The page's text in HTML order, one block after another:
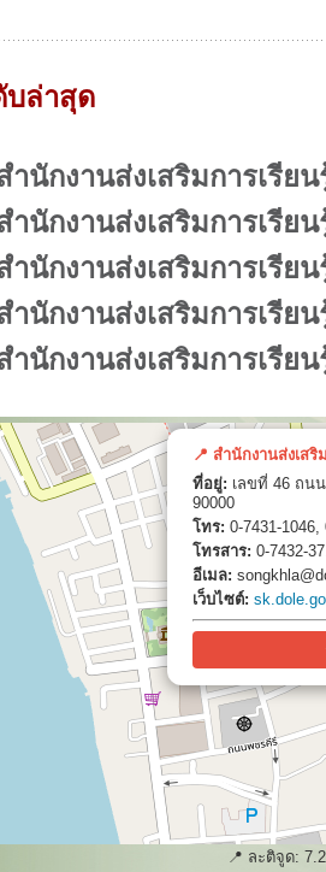
บล่าสุด
ำนักงานส่งเสริมการเรีย
ำนักงานส่งเสริมการเรีย
ำนักงานส่งเสริมการเรีย
ำนักงานส่งเสริมการเรีย
ำนักงานส่งเสริมการเรีย
📍 สำนักงานส่งเส
ที่อยู่: เลขที่ 46 ถน
90000
โทร: 0-7431-1046,
โทรสาร: 0-7432-
อีเมล:
เว็บไซต์:
📍 ละติจูด: